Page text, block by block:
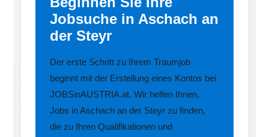
Jobsuche in Aschach an
der Steyr
Der erste Schritt zu Ihrem Traumjob
beginnt mit der Erstellung eines Kontos bei
JOBSinAUSTRIA.at. Wir helfen Ihnen,
Jobs in Aschach an der Steyr zu finden,
die zu Ihren Qualifikationen und